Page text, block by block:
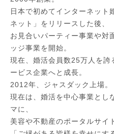
日本で初めてインターネット
ネット」をリリースした後、
お見合いパーティー事業や対
ッジ事業を開始。
現在、婚活会員数25万人を
ービス企業へと成長。
2012年、ジャスダック上場。
現在は、婚活を中心事業とし
マに、
美容や不動産のポータルサイ